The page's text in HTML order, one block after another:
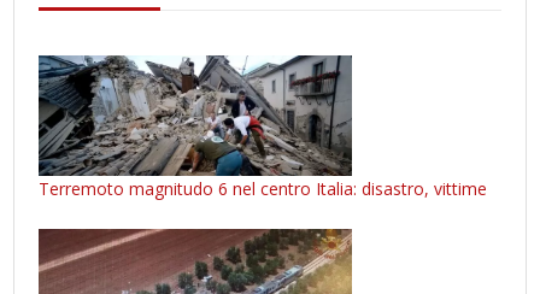
Terremoto magnitudo 6 nel centro Italia: disastro, vittime